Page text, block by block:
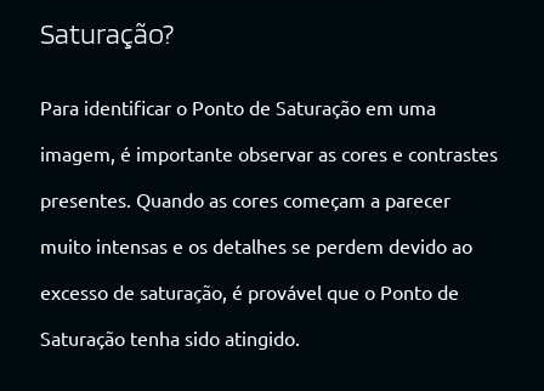
Saturação?
Para identificar o Ponto de Saturação em uma
imagem, é importante observar as cores e contrastes
presentes. Quando as cores começam a parecer
muito intensas e os detalhes se perdem devido ao
excesso de saturação, é provável que o Ponto de
Saturação tenha sido atingido.